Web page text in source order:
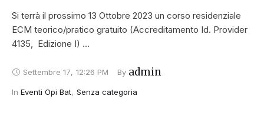
Si terrà il prossimo 13 Ottobre 2023 un corso residenziale
ECM teorico/pratico gratuito (Accreditamento Id. Provider
4135, Edizione I) …
Settembre 17, 12:26 PM By admin
In Eventi Opi Bat, Senza categoria